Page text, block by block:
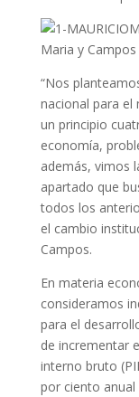
Maria y Campos
“Nos
nacional para el
un principio
economía,
además, vimos
apartado que
todos los
el cambio
Campos.
En materia
consideramos
para el
de incrementar
interno bruto
por ciento anual